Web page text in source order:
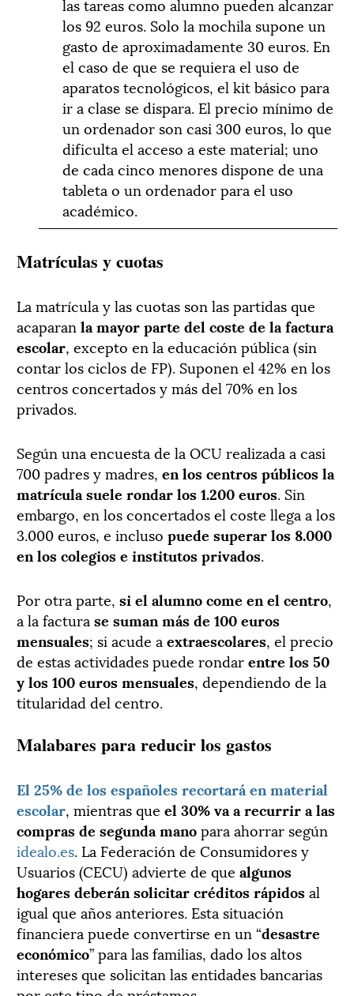
los 92 euros. Solo la mochila supone un
gasto de aproximadamente 30 euros. En
el caso de que se requiera el uso de
aparatos tecnológicos, el kit básico para
ir a clase se dispara. El precio mínimo de
un ordenador son casi 300 euros, lo que
dificulta el acceso a este material; uno
de cada cinco menores dispone de una
tableta o un ordenador para el uso
académico.
Matrículas y cuotas
La matrícula y las cuotas son las partidas que
acaparan la mayor parte del coste de la factura
escolar, excepto en la educación pública (sin
contar los ciclos de FP). Suponen el 42% en los
centros concertados y más del 70% en los
privados.
Según una encuesta de la OCU realizada a casi
700 padres y madres, en los centros públicosla
matrícula suele rondar los 1.200 euros. Sin
embargo, en los concertados el coste llega a los
3.000 euros, e incluso puede superar los 8.000
en los colegios e institutos privados.
Por otra parte, si el alumno come en el centro,
a la factura se suman más de 100 euros
mensuales; si acude a extraescolares, el precio
de estas actividades puede rondarentre los 50
y los 100 euros mensuales, dependiendo de la
titularidad del centro.
Malabares para reducir los gastos
El 25% de los españoles recortará en material
escolar, mientras que el 30% va a recurrir a las
compras de segunda manopara ahorrar según
idealo.es. La Federación de Consumidores y
Usuarios (CECU) advierte de que algunos
hogares deberán solicitar créditos rápidosal
igual que años anteriores. Esta situación
financiera puede convertirse en un “desastre
económico” para las familias, dado los altos
intereses que solicitan las entidades bancarias